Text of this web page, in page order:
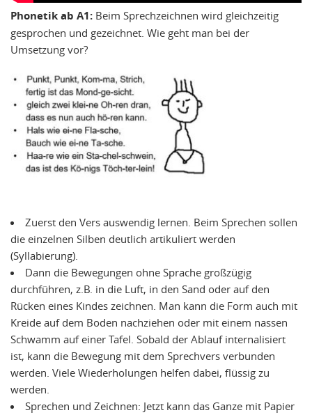
Phonetik ab A1: Beim Sprechzeichnen wird gleichzeitig
gesprochen und gezeichnet. Wie geht man bei der
Umsetzung vor?
Zuerst den Vers auswendig lernen. Beim Sprechen sollen
die einzelnen Silben deutlich artikuliert werden
(Syllabierung).
Dann die Bewegungen ohne Sprache großzügig
durchführen, z.B. in die Luft, in den Sand oder auf den
Rücken eines Kindes zeichnen. Man kann die Form auch mit
Kreide auf dem Boden nachziehen oder mit einem nassen
Schwamm auf einer Tafel. Sobald der Ablauf internalisiert
ist, kann die Bewegung mit dem Sprechvers verbunden
werden. Viele Wiederholungen helfen dabei, flüssig zu
werden.
Sprechen und Zeichnen: Jetzt kann das Ganze mit Papier